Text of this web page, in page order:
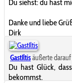
Du siehst: du hast
Danke und liebe
Dirk
GastIltisäußerte
Du hast Glück,
bekommst.